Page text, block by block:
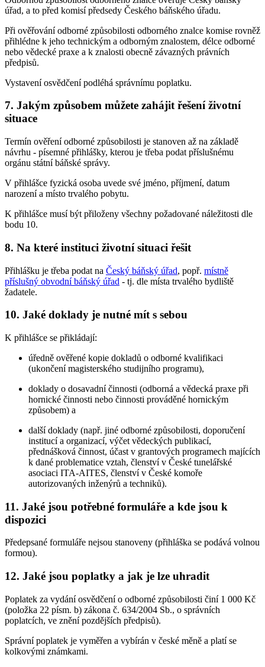
úřad, a to před komisí předsedy Českého báňského úřadu.
Při ověřování odborné způsobilosti odborného znalce komise rovněž
přihlédne k jeho technickým a odborným znalostem, délce odborné
nebo vědecké praxe a k znalosti obecně závazných právních
předpisů.
Vystavení osvědčení podléhá správnímu poplatku.
7. Jakým způsobem můžete zahájit řešení životní
situace
Termín ověření odborné způsobilosti je stanoven až na základě
návrhu - písemné přihlášky, kterou je třeba podat příslušnému
orgánu státní báňské správy.
V přihlášce fyzická osoba uvede své jméno, příjmení, datum
narození a místo trvalého pobytu.
K přihlášce musí být přiloženy všechny požadované náležitosti dle
bodu 10.
8. Na které instituci životní situaci řešit
Přihlášku je třeba podat na Český báňský úřad, popř. místně
příslušný obvodní báňský úřad - tj. dle místa trvalého bydliště
žadatele.
10. Jaké doklady je nutné mít s sebou
K přihlášce se přikládají:
úředně ověřené kopie dokladů o odborné kvalifikaci
(ukončení magisterského studijního programu),
doklady o dosavadní činnosti (odborná a vědecká praxe při
hornické činnosti nebo činnosti prováděné hornickým
způsobem) a
další doklady (např. jiné odborné způsobilosti, doporučení
institucí a organizací, výčet vědeckých publikací,
přednášková činnost, účast v grantových programech majících
k dané problematice vztah, členství v České tunelářské
asociaci ITA-AITES, členství v České komoře
autorizovaných inženýrů a techniků).
11. Jaké jsou potřebné formuláře a kde jsou k
dispozici
Předepsané formuláře nejsou stanoveny (přihláška se podává volnou
formou).
12. Jaké jsou poplatky a jak je lze uhradit
Poplatek za vydání osvědčení o odborné způsobilosti činí 1 000 Kč
(položka 22 písm. b) zákona č. 634/2004 Sb., o správních
poplatcích, ve znění pozdějších předpisů).
Správní poplatek je vyměřen a vybírán v české měně a platí se
kolkovými známkami.